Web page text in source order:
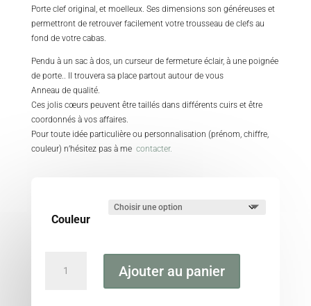
Porte clef original, et moelleux. Ses dimensions son généreuses et
permettront de retrouver facilement votre trousseau de clefs au
fond de votre cabas.
Pendu à un sac à dos, un curseur de fermeture éclair, à une poignée
de porte.. Il trouvera sa place partout autour de vous
Anneau de qualité.
Ces jolis cœurs peuvent être taillés dans différents cuirs et être
coordonnés à vos affaires.
Pour toute idée particulière ou personnalisation (prénom, chiffre,
couleur) n’hésitez pas à me contacter.
Couleur
Ajouter au panier